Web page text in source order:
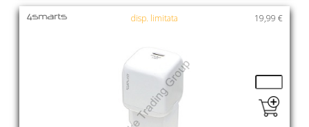
19,99 €
disp. limitata